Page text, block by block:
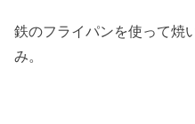
鉄のフライパンを使って焼
み。